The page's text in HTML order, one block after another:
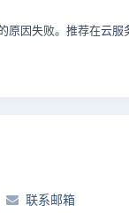
因失败。推荐在云
联系邮箱